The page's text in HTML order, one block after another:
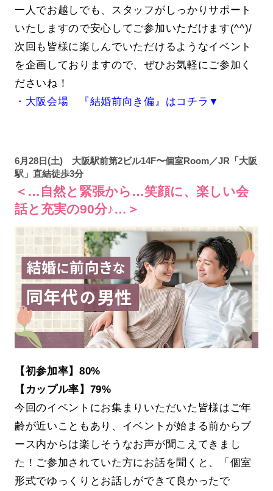
一人でお越しでも、スタッフがしっかりサポート
いたしますので安心してご参加いただけます(^^)/
次回も皆様に楽しんでいただけるようなイベント
を企画しておりますので、ぜひお気軽にご参加く
ださいね！
・大阪会場 『結婚前向き偏』はコチラ▼
6月28日(土) 大阪駅前第2ビル14F〜個室Room／JR「大阪
駅」直結徒歩3分
＜…自然と緊張から…笑顔に、楽しい会
話と充実の90分♪…＞
【初参加率】80%
【カップル率】79%
今回のイベントにお集まりいただいた皆様はご年
齢が近いこともあり、イベントが始まる前からブ
ース内からは楽しそうなお声が聞こえてきまし
た！ご参加されていた方にお話を聞くと、「個室
形式でゆっくりとお話しができて良かったで